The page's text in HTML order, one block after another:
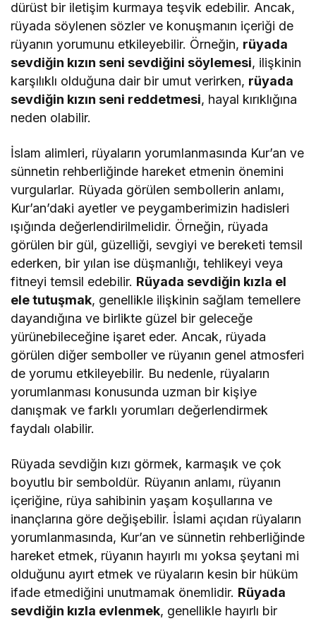
dürüst bir iletişim kurmaya teşvik edebilir. Ancak,
rüyada söylenen sözler ve konuşmanın içeriği de
rüyanın yorumunu etkileyebilir. Örneğin, rüyada
sevdiğin kızın seni sevdiğini söylemesi, ilişkinin
karşılıklı olduğuna dair bir umut verirken, rüyada
sevdiğin kızın seni reddetmesi, hayal kırıklığına
neden olabilir.
İslam alimleri, rüyaların yorumlanmasında Kur’an ve
sünnetin rehberliğinde hareket etmenin önemini
vurgularlar. Rüyada görülen sembollerin anlamı,
Kur’an’daki ayetler ve peygamberimizin hadisleri
ışığında değerlendirilmelidir. Örneğin, rüyada
görülen bir gül, güzelliği, sevgiyi ve bereketi temsil
ederken, bir yılan ise düşmanlığı, tehlikeyi veya
fitneyi temsil edebilir. Rüyada sevdiğin kızla el
ele tutuşmak, genellikle ilişkinin sağlam temellere
dayandığına ve birlikte güzel bir geleceğe
yürünebileceğine işaret eder. Ancak, rüyada
görülen diğer semboller ve rüyanın genel atmosferi
de yorumu etkileyebilir. Bu nedenle, rüyaların
yorumlanması konusunda uzman bir kişiye
danışmak ve farklı yorumları değerlendirmek
faydalı olabilir.
Rüyada sevdiğin kızı görmek, karmaşık ve çok
boyutlu bir semboldür. Rüyanın anlamı, rüyanın
içeriğine, rüya sahibinin yaşam koşullarına ve
inançlarına göre değişebilir. İslami açıdan rüyaların
yorumlanmasında, Kur’an ve sünnetin rehberliğinde
hareket etmek, rüyanın hayırlı mı yoksa şeytani mi
olduğunu ayırt etmek ve rüyaların kesin bir hüküm
ifade etmediğini unutmamak önemlidir. Rüyada
sevdiğin kızla evlenmek, genellikle hayırlı bir